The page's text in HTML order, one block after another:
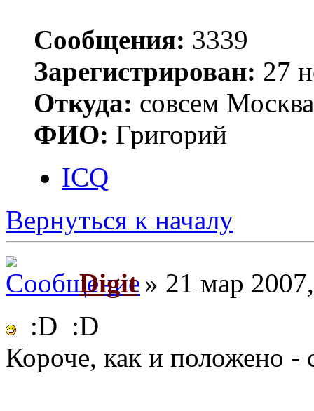
Сообщения: 3339
Зарегистрирован: 27
Откуда: совсем Москва
ФИО: Григорий
ICQ
Вернуться к началу
Digit» 21 мар
:D :D
Короче, как и положено